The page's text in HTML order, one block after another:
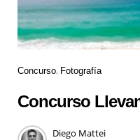
Concurso Fotografía
Concurso
Diego Mattei